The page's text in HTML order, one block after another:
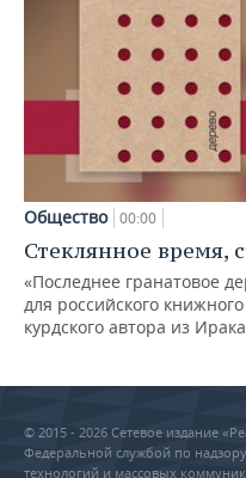
Общество 00:00
Стеклянное время,
«Последнее гранатовое
для российского
курдского автора из Ирака
© 2015 - 2026 Сетевое издание
Федеральной службой по
технологий и массовых